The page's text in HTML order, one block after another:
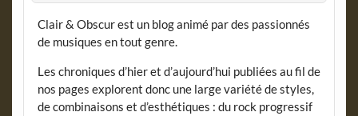
Clair & Obscur est un blog animé par des passionnés
de musiques en tout genre.
Les chroniques d’hier et d’aujourd’hui publiées au fil de
nos pages explorent donc une large variété de styles,
de combinaisons et d’esthétiques : du rock progressif